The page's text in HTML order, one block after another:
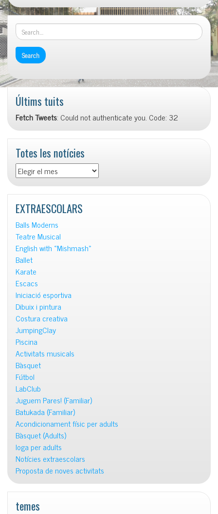
Últims tuits
Fetch Tweets: Could not authenticate you. Code: 32
Totes les notícies
Totes
les
notícies
EXTRAESCOLARS
Balls Moderns
Teatre Musical
English with «Mishmash»
Ballet
Karate
Escacs
Iniciació esportiva
Dibuix i pintura
Costura creativa
JumpingClay
Piscina
Activitats musicals
Bàsquet
Fútbol
LabClub
Juguem Pares! (Familiar)
Batukada (Familiar)
Acondicionament físic per adults
Bàsquet (Adults)
Ioga per adults
Notícies extraescolars
Proposta de noves activitats
temes